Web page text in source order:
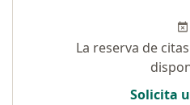
La reserva de
Solicita